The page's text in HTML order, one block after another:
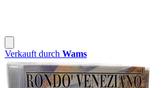
Verkauft durch Wams